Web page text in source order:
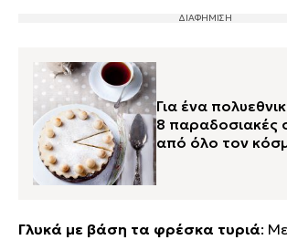
Για ένα
8 παραδοσιακές
από όλο τον
Γλυκά με βάση τα φρέσκα τυριά: